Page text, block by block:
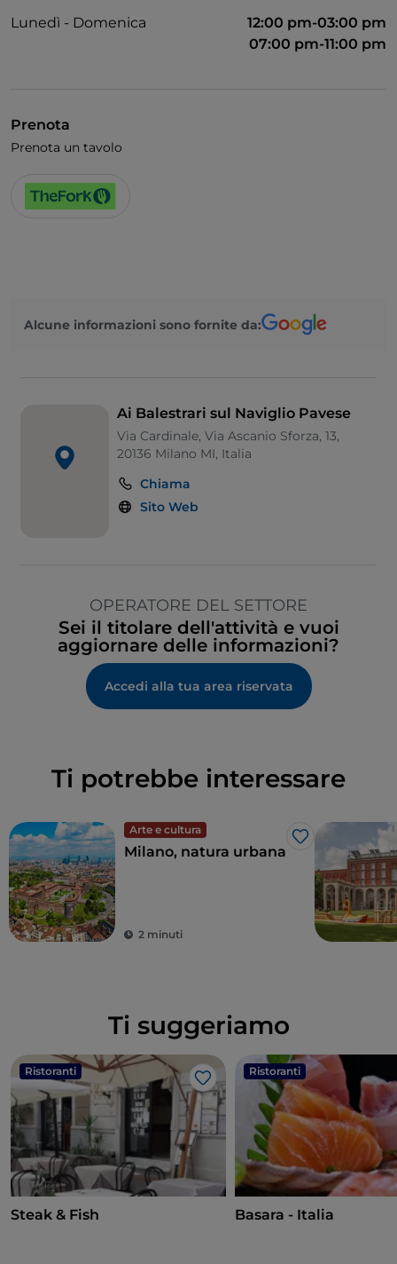
Lunedì - Domenica
12:00 pm-03:00 pm
07:00 pm-11:00 pm
Prenota
Prenota un tavolo
Alcune informazioni sono fornite da:
Ai Balestrari sul Naviglio Pavese
Via Cardinale, Via Ascanio Sforza, 13,
20136 Milano MI, Italia
Chiama
Sito Web
OPERATORE DEL SETTORE
Sei il titolare dell'attività e vuoi
aggiornare delle informazioni?
Accedi alla tua area riservata
Ti potrebbe interessare
Arte e cultura
Like
Milano, natura urbana
2 minuti
Ti suggeriamo
Ristoranti
Like
Steak & Fish
Ristoranti
Basara - Italia